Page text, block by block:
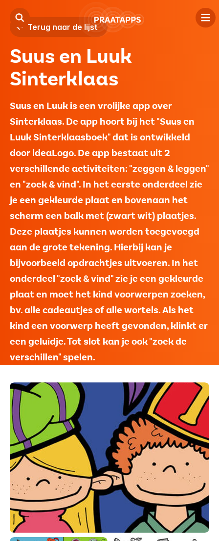
Driestroom
Tips
Logopedie
Privacy
Terug naar de lijst
Suus en Luuk
Sinterklaas
Suus en Luuk is een vrolijke app over
Sinterklaas. De app hoort bij het "Suus en
Luuk Sinterklaasboek" dat is ontwikkeld
door ideaLogo. De app bestaat uit 2
verschillende activiteiten: "zeggen & leggen"
en "zoek & vind". In het eerste onderdeel zie
je een gekleurde plaat en bovenaan het
scherm een balk met (zwart wit) plaatjes.
Deze plaatjes kunnen worden toegevoegd
aan de grote tekening. Hierbij kan je
bijvoorbeeld opdrachtjes uitvoeren. In het
onderdeel "zoek & vind" zie je een gekleurde
plaat en moet het kind voorwerpen zoeken,
bv. alle cadeautjes of alle wortels. Als het
kind een voorwerp heeft gevonden, klinkt er
een geluidje. Tot slot kan je ook "zoek de
verschillen" spelen.